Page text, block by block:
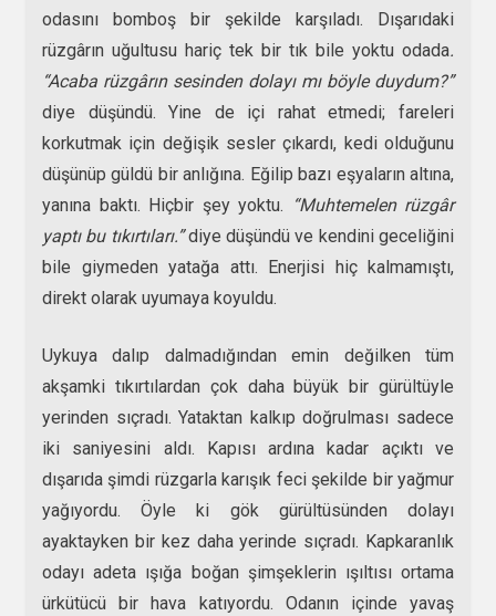
odasını bomboş bir şekilde karşıladı. Dışarıdaki
rüzgârın uğultusu hariç tek bir tık bile yoktu odada.
“Acaba rüzgârın sesinden dolayı mı böyle duydum?”
diye düşündü. Yine de içi rahat etmedi; fareleri
korkutmak için değişik sesler çıkardı, kedi olduğunu
düşünüp güldü bir anlığına. Eğilip bazı eşyaların altına,
yanına baktı. Hiçbir şey yoktu.
“Muhtemelen rüzgâr
yaptı bu tıkırtıları.”diye düşündü ve kendini geceliğini
bile giymeden yatağa attı. Enerjisi hiç kalmamıştı,
direkt olarak uyumaya koyuldu.
Uykuya dalıp dalmadığından emin değilken tüm
akşamki tıkırtılardan çok daha büyük bir gürültüyle
yerinden sıçradı. Yataktan kalkıp doğrulması sadece
iki saniyesini aldı. Kapısı ardına kadar açıktı ve
dışarıda şimdi rüzgarla karışık feci şekilde bir yağmur
yağıyordu. Öyle ki gök gürültüsünden dolayı
ayaktayken bir kez daha yerinde sıçradı. Kapkaranlık
odayı adeta ışığa boğan şimşeklerin ışıltısı ortama
ürkütücü bir hava katıyordu. Odanın içinde yavaş